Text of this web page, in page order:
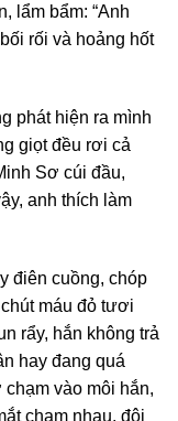
lẩm bẩm: “Anh
rối và hoảng hốt
phát hiện ra mình
giọt đều rơi cả
Sơ cúi đầu,
anh thích làm
điên cuồng, chóp
máu đỏ tươi
rẩy, hắn không trả
hay đang quá
vào môi hắn,
chạm nhau, đôi